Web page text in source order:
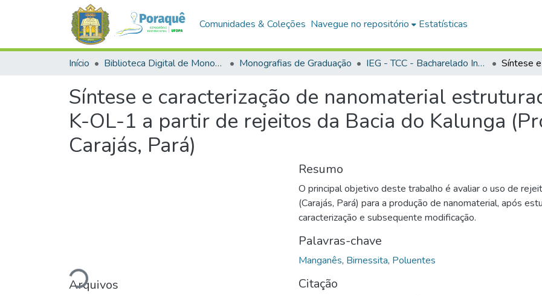
Comunidades & Coleções Navegue no repositório Estatísticas
Início Biblioteca Digital de Monografias (BDM) Monografias de Graduação IEG - TCC - Bacharelado Interdisciplinar em Ciência e Tecnologia
Síntese e caracterização de nanomaterial
K-OL-1 a partir de rejeitos da Bacia do Kalunga
Carajás, Pará)
Carregando...
Arquivos
Resumo
O principal objetivo deste trabalho é avaliar o uso de
(Carajás, Pará) para a produção de nanomaterial, após
caracterização e subsequente modificação.
Palavras-chave
Manganês, Birnessita, Poluentes
Citação